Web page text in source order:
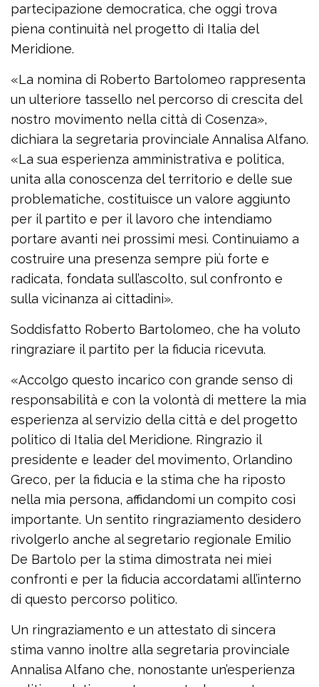
partecipazione democratica, che oggi trova
piena continuità nel progetto di Italia del
Meridione.
«La nomina di Roberto Bartolomeo rappresenta
un ulteriore tassello nel percorso di crescita del
nostro movimento nella città di Cosenza»,
dichiara la segretaria provinciale Annalisa Alfano.
«La sua esperienza amministrativa e politica,
unita alla conoscenza del territorio e delle sue
problematiche, costituisce un valore aggiunto
per il partito e per il lavoro che intendiamo
portare avanti nei prossimi mesi. Continuiamo a
costruire una presenza sempre più forte e
radicata, fondata sull’ascolto, sul confronto e
sulla vicinanza ai cittadini».
Soddisfatto Roberto Bartolomeo, che ha voluto
ringraziare il partito per la fiducia ricevuta.
«Accolgo questo incarico con grande senso di
responsabilità e con la volontà di mettere la mia
esperienza al servizio della città e del progetto
politico di Italia del Meridione. Ringrazio il
presidente e leader del movimento, Orlandino
Greco, per la fiducia e la stima che ha riposto
nella mia persona, affidandomi un compito così
importante. Un sentito ringraziamento desidero
rivolgerlo anche al segretario regionale Emilio
De Bartolo per la stima dimostrata nei miei
confronti e per la fiducia accordatami all’interno
di questo percorso politico.
Un ringraziamento e un attestato di sincera
stima vanno inoltre alla segretaria provinciale
Annalisa Alfano che, nonostante un’esperienza